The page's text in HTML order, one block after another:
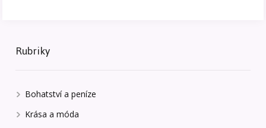
Rubriky
Bohatství a peníze
Krása a móda